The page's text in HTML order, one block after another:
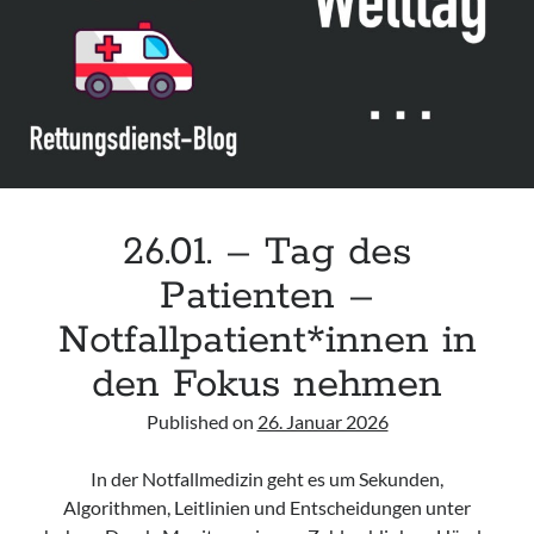
Leitlinie „Bauchschmerz bei Kindern und Jugendlichen – Bildgebende
Diagnostik“ der GPR
Leitlinie „Erbrechen im Kindes- und Jugendalter – Bildgebende
Diagnostik“ der GPR
Leitlinie „Kopfschmerzen bei Kindern und Jugendlichen – Bildgebende
Diagnostik“ der GPR
26.01. – Tag des
Patienten –
Notfallpatient*innen in
den Fokus nehmen
Published on 26. Januar 2026
In der Notfallmedizin geht es um Sekunden,
Algorithmen, Leitlinien und Entscheidungen unter